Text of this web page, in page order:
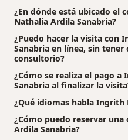
¿En dónde está ubicado el
Nathalia Ardila Sanabria?
¿Puedo hacer la visita con
Sanabria en línea, sin
consultorio?
¿Cómo se realiza el pago
Sanabria al finalizar la
¿Qué idiomas habla Ingrith
¿Cómo puedo reservar
Ardila Sanabria?